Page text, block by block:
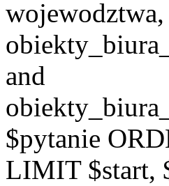
and
$pytanie
LIMIT $start,